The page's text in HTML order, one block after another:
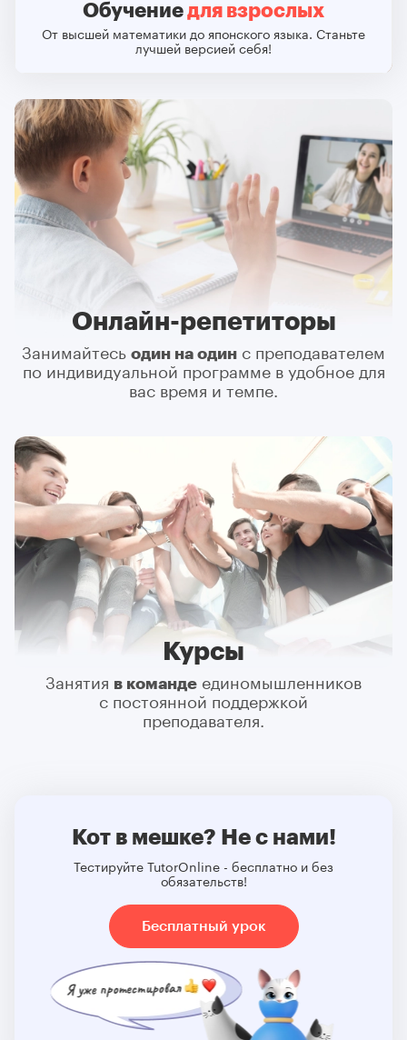
Обучениедля взрослых
От высшей математики до японского языка. Станьте
лучшей версией себя!
Онлайн-репетиторы
Занимайтесь один на один с преподавателем
по индивидуальной программе в удобное для
вас время и темпе.
Курсы
Занятия в команде единомышленников
c постоянной поддержкой
преподавателя.
Кот в мешке? Не с нами!
Тестируйте TutorOnline - бесплатно и без
обязательств!
Бесплатный урок